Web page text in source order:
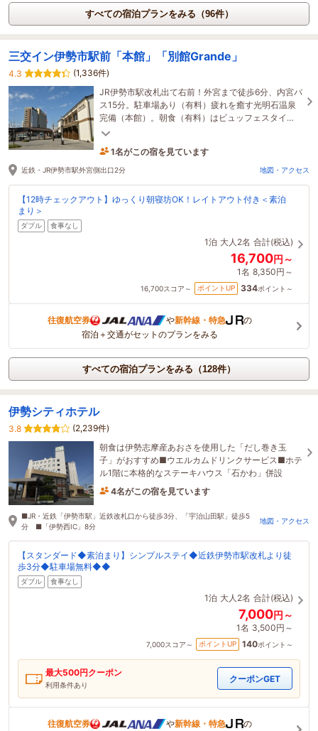
すべての宿泊プランをみる（96件）
三交イン伊勢市駅前「本館」「別館Grande」
4.3
(1,336件)
JR伊勢市駅改札出て右前！外宮まで徒歩6分、内宮バ
ス15分。駐車場あり（有料）疲れを癒す光明石温泉
完備（本館）。朝食（有料）はビュッフェスタイ
ル。2023年7月19日「別館」Grandeオープン
1名がこの宿を見ています
近鉄・JR伊勢市駅外宮側出口2分 地図・アクセス
【12時チェックアウト】ゆっくり朝寝坊OK！レイトアウト付き＜素泊
まり＞
ダブル 食事なし
1泊 大人2名 合計(税込)
16,700円～
1名 8,350円～
16,700スコア～ ポイントUP 334ポイント～
往復航空券 や新幹線・特急
の
宿泊＋交通がセットのプランをみる
すべての宿泊プランをみる（128件）
伊勢シティホテル
3.8
(2,239件)
朝食は伊勢志摩産あおさを使用した「だし巻き玉
子」がおすすめ■ウエルカムドリンクサービス■ホテ
ル1階に本格的なステーキハウス「石かわ」併設
4名がこの宿を見ています
■JR・近鉄「伊勢市駅」近鉄改札口から徒歩3分、「宇治山田駅」徒歩5
分 ■「伊勢西IC」8分
地図・アクセス
【スタンダード◆素泊まり】シンプルステイ◆近鉄伊勢市駅改札より徒
歩3分◆駐車場無料◆◆
ダブル 食事なし
1泊 大人2名 合計(税込)
7,000円～
1名 3,500円～
7,000スコア～ ポイントUP 140ポイント～
最大500円クーポン
利用条件あり
クーポンGET
往復航空券 や新幹線・特急
の